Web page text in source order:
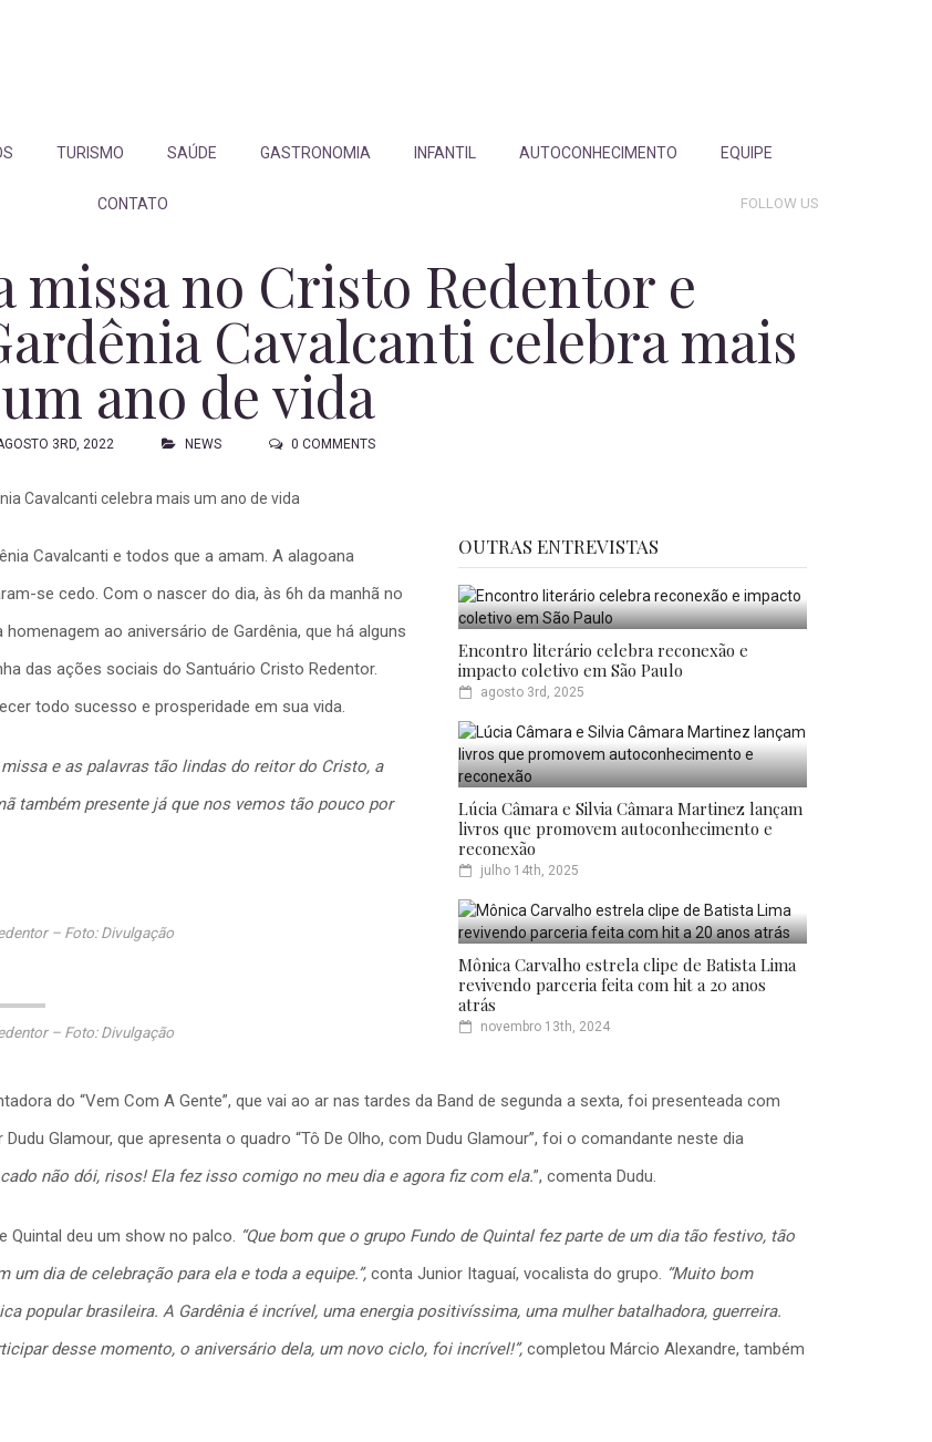
TURISMO SAÚDE GASTRONOMIA INFANTIL AUTOCONHECIMENTO EQUIPE
CONTATO FOLLOW US
missa no Cristo Redentor e
Cavalcanti celebra mais
um ano de vida
3RD, 2022 NEWS 0 COMMENTS
OUTRAS ENTREVISTAS
Encontro literário celebra reconexão e
impacto coletivo em São Paulo
agosto 3rd, 2025
Lúcia Câmara e Silvia Câmara Martinez lançam
livros que promovem autoconhecimento e
reconexão
julho 14th, 2025
Mônica Carvalho estrela clipe de Batista Lima
revivendo parceria feita com hit a 20 anos
atrás
novembro 13th, 2024
Cavalcanti e todos que a amam. A alagoana
se cedo. Com o nascer do dia, às 6h da manhã no
ao aniversário de Gardênia, que há alguns
das ações sociais do Santuário Cristo Redentor.
todo sucesso e prosperidade em sua vida.
e as palavras tão lindas do reitor do Cristo, a
também presente já que nos vemos tão pouco por
– Foto: Divulgação
– Foto: Divulgação
do “Vem Com A Gente”, que vai ao ar nas tardes da Band de segunda a sexta, foi presenteada com
Glamour, que apresenta o quadro “Tô De Olho, com Dudu Glamour”, foi o comandante neste dia
não dói, risos! Ela fez isso comigo no meu dia e agora fiz com ela.”, comenta Dudu.
Quintal deu um show no palco. “Que bom que o grupo Fundo de Quintal fez parte de um dia tão festivo, tão
dia de celebração para ela e toda a equipe.”, conta Junior Itaguaí, vocalista do grupo. “Muito bom
popular brasileira. A Gardênia é incrível, uma energia positivíssima, uma mulher batalhadora, guerreira.
desse momento, o aniversário dela, um novo ciclo, foi incrível!”, completou Márcio Alexandre, também